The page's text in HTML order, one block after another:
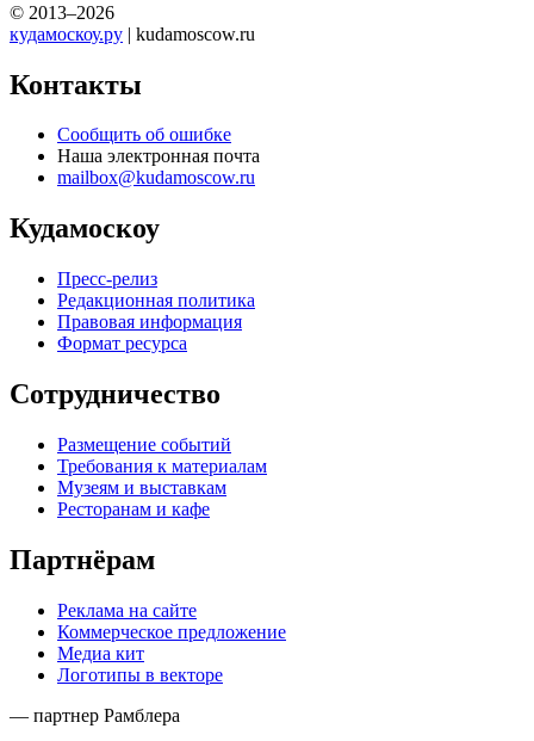
© 2013–2026
кудамоскоу.ру | kudamoscow.ru
Контакты
Сообщить об ошибке
Наша электронная почта
mailbox@kudamoscow.ru
Кудамоскоу
Пресс-релиз
Редакционная политика
Правовая информация
Формат ресурса
Сотрудничество
Размещение событий
Требования к материалам
Музеям и выставкам
Ресторанам и кафе
Партнёрам
Реклама на сайте
Коммерческое предложение
Медиа кит
Логотипы в векторе
— партнер Рамблера